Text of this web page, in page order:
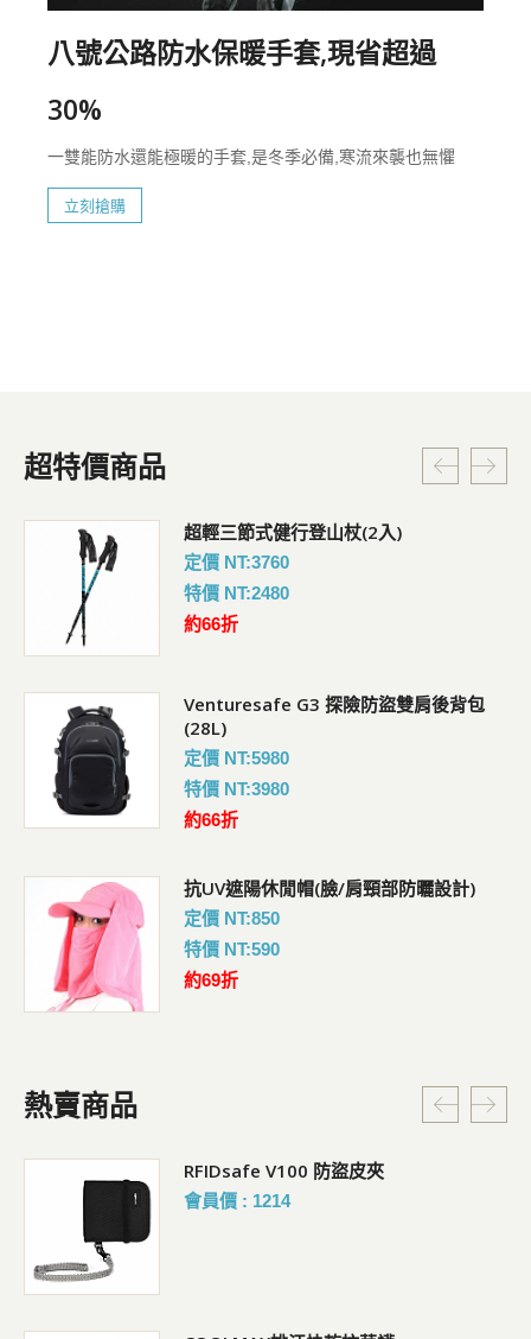
八號公路防水保暖手套,現省超過
30%
一雙能防水還能極暖的手套,是冬季必備,寒流來襲也無懼
立刻搶購
超特價商品
超輕三節式健行登山杖(2入)
定價 NT:3760
特價 NT:2480
約66折
Venturesafe G3 探險防盜雙肩後背包
(28L)
定價 NT:5980
特價 NT:3980
約66折
抗UV遮陽休閒帽(臉/肩頸部防曬設計)
定價 NT:850
特價 NT:590
約69折
熱賣商品
RFIDsafe V100 防盜皮夾
會員價 : 1214